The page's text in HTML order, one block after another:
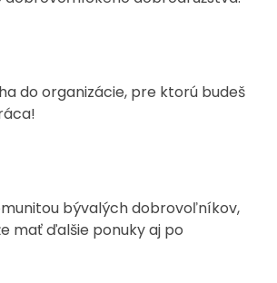
do organizácie, pre ktorú budeš
bývalých dobrovoľníkov,
mať ďalšie ponuky aj po